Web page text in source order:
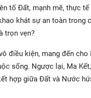
tố Đất, mạnh mẽ, thực
khát sự an toàn trong
trọn vẹn?
điều kiện, mang đến
sống. Ngược lại, Ma
hợp giữa Đất và Nước